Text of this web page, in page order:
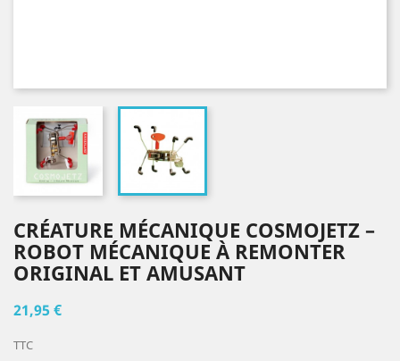
CRÉATURE MÉCANIQUE COSMOJETZ –
ROBOT MÉCANIQUE À REMONTER
ORIGINAL ET AMUSANT
21,95 €
TTC